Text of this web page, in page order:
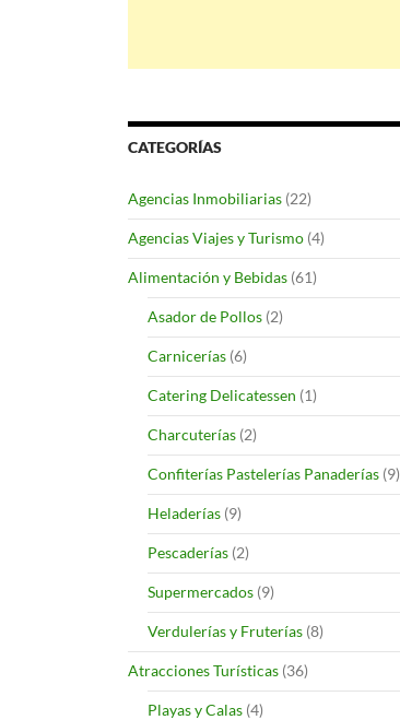
CATEGORÍAS
Agencias Inmobiliarias (22)
Agencias Viajes y Turismo (4)
Alimentación y Bebidas (61)
Asador de Pollos (2)
Carnicerías (6)
Catering Delicatessen (1)
Charcuterías (2)
Confiterías Pastelerías Panaderías (9)
Heladerías (9)
Pescaderías (2)
Supermercados (9)
Verdulerías y Fruterías (8)
Atracciones Turísticas (36)
Playas y Calas (4)